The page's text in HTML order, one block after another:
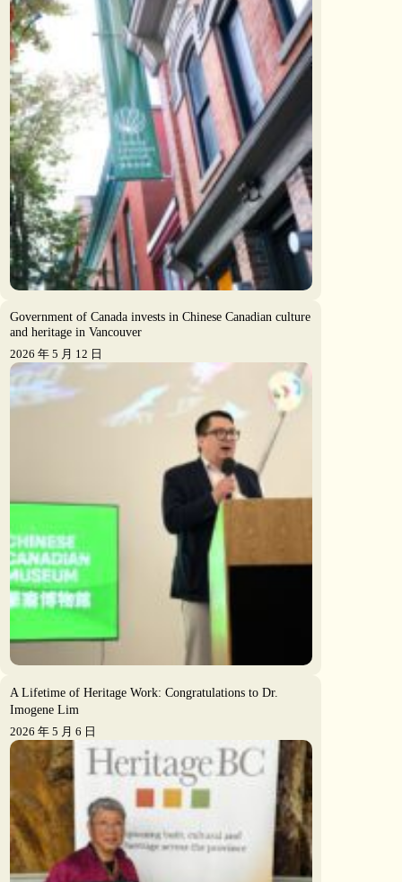
Government of Canada invests in Chinese Canadian culture
and heritage in Vancouver
2026 年 5 月 12 日
A Lifetime of Heritage Work: Congratulations to Dr.
Imogene Lim
2026 年 5 月 6 日